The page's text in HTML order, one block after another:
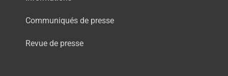
Communiqués de presse
Revue de presse